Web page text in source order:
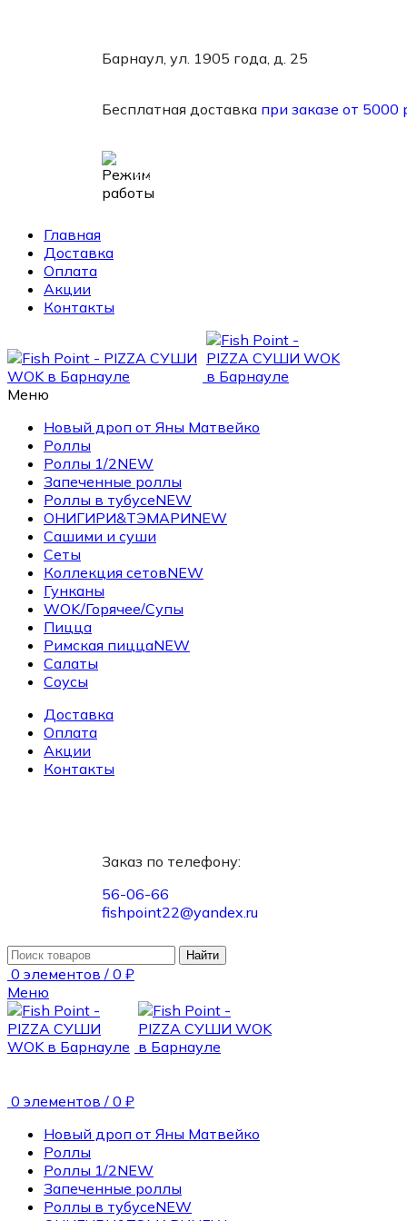
Барнаул, ул. 1905 года, д. 25
Бесплатная доставка при заказе от 5000
Работаем:
Главная
Доставка
Оплата
Акции
Контакты
Меню
Новый дроп от Яны Матвейко
Роллы
Роллы 1/2NEW
Запеченные роллы
Роллы в тубусеNEW
ОНИГИРИ&ТЭМАРИNEW
Сашими и суши
Сеты
Коллекция сетовNEW
Гунканы
WOK/Горячее/Супы
Пицца
Римская пиццаNEW
Салаты
Соусы
Доставка
Оплата
Акции
Контакты
Заказ по телефону:
56-06-66
fishpoint22@yandex.ru
Найти
0 элементов / 0 ₽
Меню
0 элементов / 0 ₽
Новый дроп от Яны Матвейко
Роллы
Роллы 1/2NEW
Запеченные роллы
Роллы в тубусеNEW